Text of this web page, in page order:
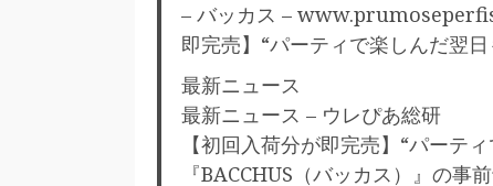
– バッカス –
即完売】“パーティで楽しんだ翌
最新ニュース
最新ニュース – ウレぴあ総研
【初回入荷分が即完売】“パーテ
『BACCHUS（バッカス）』の